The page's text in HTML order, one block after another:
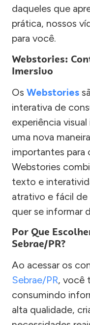
daqueles que
prática, nossos
para você.
Webstories:
Imersivo
Os Webstories
interativa de
experiência
uma nova
importantes para
Webstories
texto e
atrativo e fácil de
quer se informar
Por Que
Sebrae/PR?
Ao acessar os
Sebrae/PR, você
consumindo
alta qualidade,